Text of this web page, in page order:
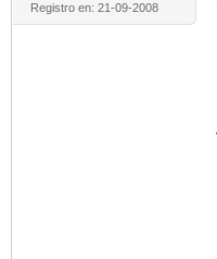
Registro en: 21-09-2008